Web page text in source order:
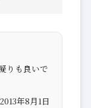
りも良いで
2013年8月1日